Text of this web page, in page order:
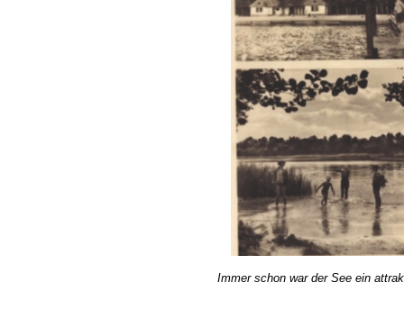
Immer schon war der See ein